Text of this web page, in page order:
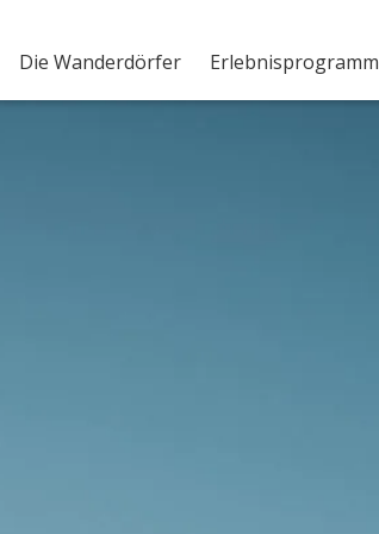
Die Wanderdörfer Erlebnisprogramm